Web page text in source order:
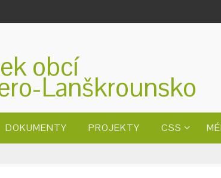
obcí
Lanškrounsko
DOKUMENTY PROJEKTY CSS